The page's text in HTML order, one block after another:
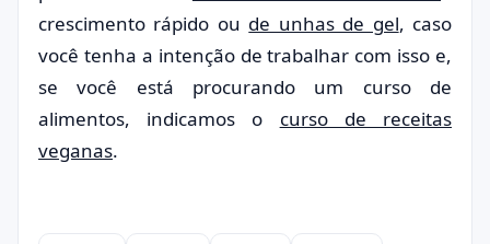
crescimento rápido ou de unhas de gel, caso
você tenha a intenção de trabalhar com isso e,
se você está procurando um curso de
alimentos, indicamos o curso de receitas
veganas.